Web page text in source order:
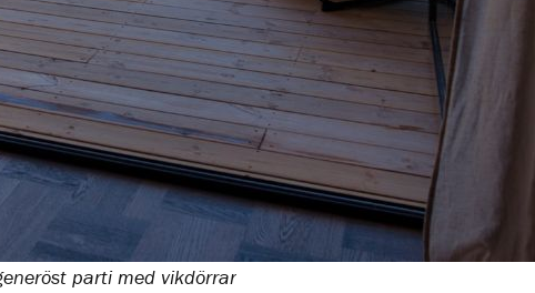
parti med vikdörrar